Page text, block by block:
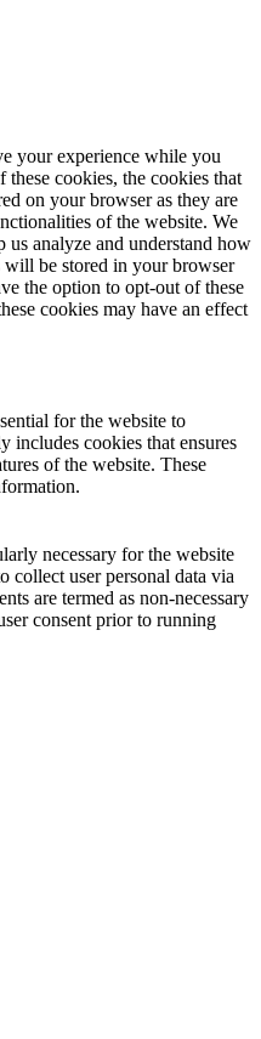
your experience while you
cookies, the cookies that
on your browser as they are
of the website. We
us analyze and understand how
will be stored in your browser
the option to opt-out of these
cookies may have an effect
for the website to
includes cookies that ensures
of the website. These
necessary for the website
collect user personal data via
are termed as non-necessary
consent prior to running